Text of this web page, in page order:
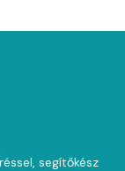
segítőkész